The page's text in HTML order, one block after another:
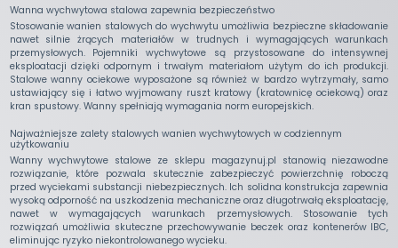
Wanna wychwytowa stalowa zapewnia bezpieczeństwo
Stosowanie wanien stalowych do wychwytu umożliwia bezpieczne składowanie
nawet silnie żrących materiałów w trudnych i wymagających warunkach
przemysłowych. Pojemniki wychwytowe są przystosowane do intensywnej
eksploatacji dzięki odpornym i trwałym materiałom użytym do ich produkcji.
Stalowe wanny ociekowe wyposażone są również w bardzo wytrzymały, samo
ustawiający się i łatwo wyjmowany ruszt kratowy (kratownicę ociekową) oraz
kran spustowy. Wanny spełniają wymagania norm europejskich.
Najważniejsze zalety stalowych wanien wychwytowych w codziennym
użytkowaniu
Wanny wychwytowe stalowe ze sklepu magazynuj.pl stanowią niezawodne
rozwiązanie, które pozwala skutecznie zabezpieczyć powierzchnię roboczą
przed wyciekami substancji niebezpiecznych. Ich solidna konstrukcja zapewnia
wysoką odporność na uszkodzenia mechaniczne oraz długotrwałą eksploatację,
nawet w wymagających warunkach przemysłowych. Stosowanie tych
rozwiązań umożliwia skuteczne przechowywanie beczek oraz kontenerów IBC,
eliminując ryzyko niekontrolowanego wycieku.